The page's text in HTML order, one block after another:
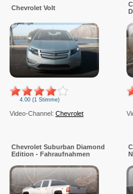
Chevrolet Volt
4.00 (1 Stimme)
Video-Channel: Chevrolet
Chevrolet Suburban Diamond
Edition - Fahraufnahmen